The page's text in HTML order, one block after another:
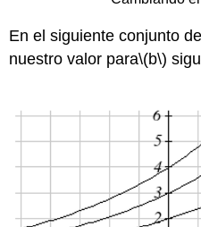
En el siguiente conjunto
nuestro valor para\(b\)